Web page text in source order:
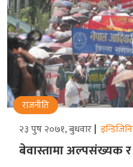
राजनीति
२३ पुष २०७१, बुधवार
बेवास्तामा अल्पसंख्यक